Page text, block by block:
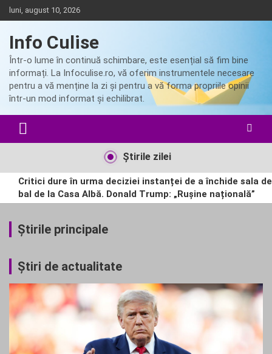
Skip
to
luni, august 10, 2026
Info Culise
Într-o lume în continuă schimbare, este esențial să fim bine
informați. La Infoculise.ro, vă oferim instrumentele necesare
pentru a vă menține la zi și pentru a vă forma propriile opinii
într-un mod informat și echilibrat.
Ştirile zilei
Critici dure în urma deciziei instanței de a închide sala de
bal de la Casa Albă. Donald Trump: „Rușine națională”
sancțiuni Rusiei. Ucraina se confruntă cu lipsa de
muniție și interceptoare.
Meloni refuză să renunțe la controalele la frontieră după
măsuri asemănătoare.
Spania, măsură surprinzătoare la granița cu Italia în
contextul crizei migrației din Ceuta
Se încheie oficial o eră în Bulgaria. Aceasta îi afectează
direct pe turiștii români care călătoresc pe litoral.
Ştirile principale
Ştiri de actualitate